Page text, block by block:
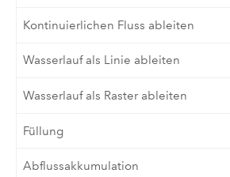
Kontinuierlichen Fluss ableiten
Wasserlauf als Linie ableiten
Wasserlauf als Raster ableiten
Füllung
Abflussakkumulation